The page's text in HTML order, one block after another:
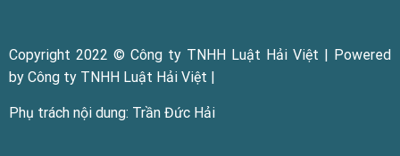
Copyright 2022 © Công ty TNHH Luật Hải Việt | Powered
by Công ty TNHH Luật Hải Việt |
Phụ trách nội dung: Trần Đức Hải